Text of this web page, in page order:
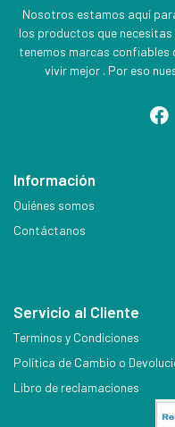
Nosotros estamos aquí
los productos que
tenemos marcas confiables
vivir mejor . Por eso
Información
Quiénes somos
Contáctanos
Servicio al Cliente
Terminos y Condiciones
Política de Cambio o
Libro de reclamaciones